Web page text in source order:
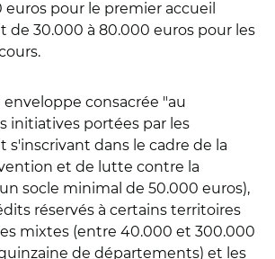
euros pour le premier accueil
de 30.000 à 80.000 euros pour les
consacrée "au
initiatives portées par les
dans le cadre de la
et de lutte contre la
socle minimal de 50.000 euros),
réservés à certains territoires
mixtes (entre 40.000 et 300.000
de départements) et les